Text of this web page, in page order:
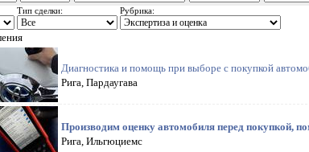
Тип сделки: Рубрика:
Диагностика и помощь при выборе с покупкой
Рига, Пардаугава
Производим оценку автомобиля перед покупкой,
Рига, Ильгюциемс